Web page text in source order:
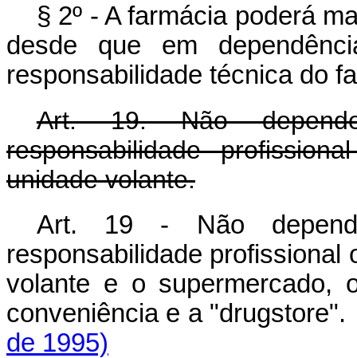
§ 2º - A farmácia poderá
desde que em
responsabilidade técnica do
Art. 19. Não
responsabilidade
unidade volante.
Art. 19 - Não
responsabilidade profissional
volante e o supermercado,
conveniência e a
de 1995)